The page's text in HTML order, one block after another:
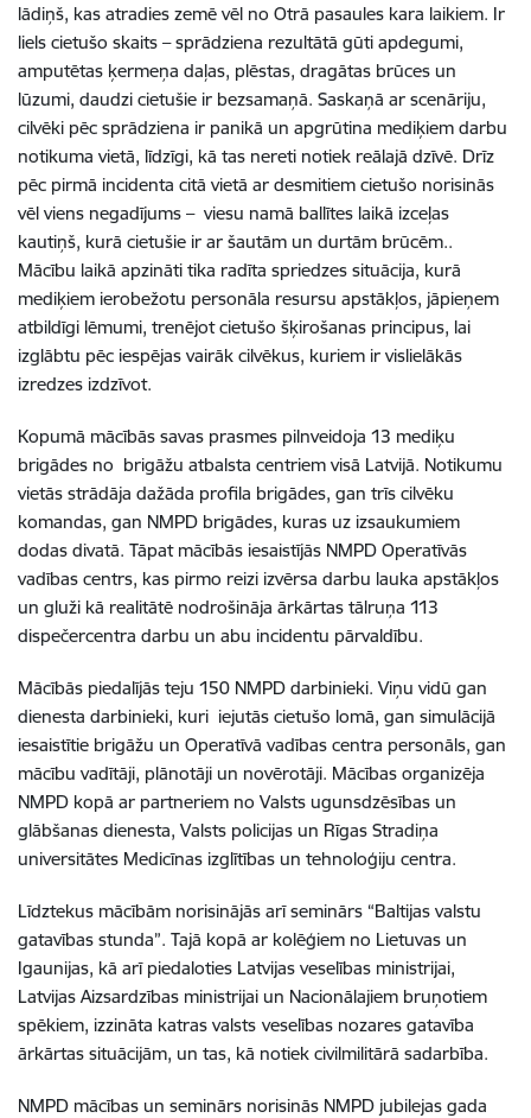
lādiņš, kas atradies zemē vēl no Otrā pasaules kara laikiem. Ir
liels cietušo skaits – sprādziena rezultātā gūti apdegumi,
amputētas ķermeņa daļas, plēstas, dragātas brūces un
lūzumi, daudzi cietušie ir bezsamaņā. Saskaņā ar scenāriju,
cilvēki pēc sprādziena ir panikā un apgrūtina mediķiem darbu
notikuma vietā, līdzīgi, kā tas nereti notiek reālajā dzīvē. Drīz
pēc pirmā incidenta citā vietā ar desmitiem cietušo norisinās
vēl viens negadījums – viesu namā ballītes laikā izceļas
kautiņš, kurā cietušie ir ar šautām un durtām brūcēm..
Mācību laikā apzināti tika radīta spriedzes situācija, kurā
mediķiem ierobežotu personāla resursu apstākļos, jāpieņem
atbildīgi lēmumi, trenējot cietušo šķirošanas principus, lai
izglābtu pēc iespējas vairāk cilvēkus, kuriem ir vislielākās
izredzes izdzīvot.
Kopumā mācībās savas prasmes pilnveidoja 13 mediķu
brigādes no brigāžu atbalsta centriem visā Latvijā. Notikumu
vietās strādāja dažāda profila brigādes, gan trīs cilvēku
komandas, gan NMPD brigādes, kuras uz izsaukumiem
dodas divatā. Tāpat mācībās iesaistījās NMPD Operatīvās
vadības centrs, kas pirmo reizi izvērsa darbu lauka apstākļos
un gluži kā realitātē nodrošināja ārkārtas tālruņa 113
dispečercentra darbu un abu incidentu pārvaldību.
Mācībās piedalījās teju 150 NMPD darbinieki. Viņu vidū gan
dienesta darbinieki, kuri iejutās cietušo lomā, gan simulācijā
iesaistītie brigāžu un Operatīvā vadības centra personāls, gan
mācību vadītāji, plānotāji un novērotāji. Mācības organizēja
NMPD kopā ar partneriem no Valsts ugunsdzēsības un
glābšanas dienesta, Valsts policijas un Rīgas Stradiņa
universitātes Medicīnas izglītības un tehnoloģiju centra.
Līdztekus mācībām norisinājās arī seminārs “Baltijas valstu
gatavības stunda”. Tajā kopā ar kolēģiem no Lietuvas un
Igaunijas, kā arī piedaloties Latvijas veselības ministrijai,
Latvijas Aizsardzības ministrijai un Nacionālajiem bruņotiem
spēkiem, izzināta katras valsts veselības nozares gatavība
ārkārtas situācijām, un tas, kā notiek civilmilitārā sadarbība.
NMPD mācības un seminārs norisinās NMPD jubilejas gada